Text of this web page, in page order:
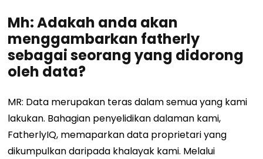
Mh: Adakah anda akan
menggambarkan fatherly
sebagai seorang yang didorong
oleh data?
MR: Data merupakan teras dalam semua yang kami
lakukan. Bahagian penyelidikan dalaman kami,
FatherlyIQ, memaparkan data proprietari yang
dikumpulkan daripada khalayak kami. Melalui